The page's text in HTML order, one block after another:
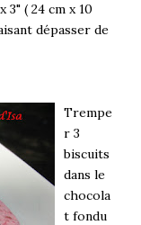
3" ( 24 cm x 10
dépasser de
Trempe
r 3
biscuits
dans le
chocola
t fondu